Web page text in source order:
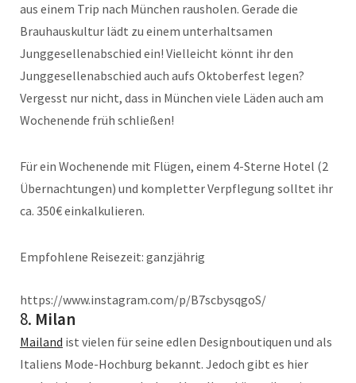
aus einem Trip nach München rausholen. Gerade die
Brauhauskultur lädt zu einem unterhaltsamen
Junggesellenabschied ein! Vielleicht könnt ihr den
Junggesellenabschied auch aufs Oktoberfest legen?
Vergesst nur nicht, dass in München viele Läden auch am
Wochenende früh schließen!
Für ein Wochenende mit Flügen, einem 4-Sterne Hotel (2
Übernachtungen) und kompletter Verpflegung solltet ihr
ca. 350€ einkalkulieren.
Empfohlene Reisezeit: ganzjährig
https://www.instagram.com/p/B7scbysqgoS/
8. Milan
Mailand ist vielen für seine edlen Designboutiquen und als
Italiens Mode-Hochburg bekannt. Jedoch gibt es hier